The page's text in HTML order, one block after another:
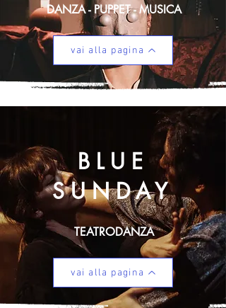
DANZA - PUPPET -MUSICA
vai alla pagina
BLUE
SUNDAY
TEATRODANZA
vai alla pagina